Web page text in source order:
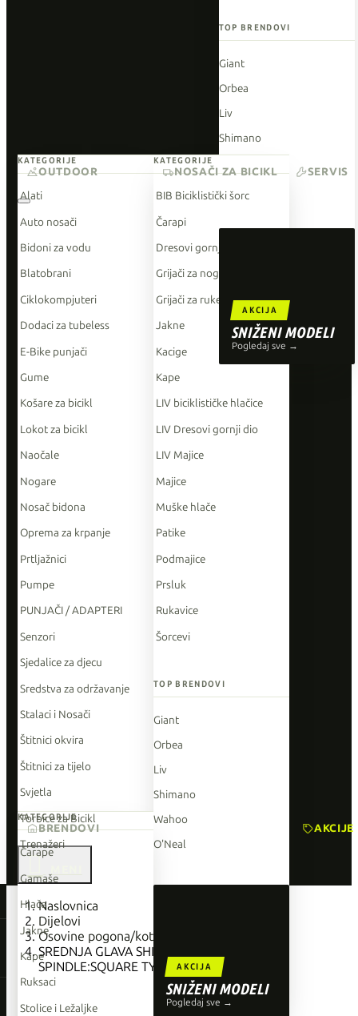
TOP BRENDOVI
Giant
Orbea
Liv
Shimano
O'Neal
AKCIJA
SNIŽENI MODELI
Pogledaj sve →
KATEGORIJE
Alati
Auto nosači
Bidoni za vodu
Blatobrani
Ciklokompjuteri
Dodaci za tubeless
E-Bike punjači
Gume
Košare za bicikl
Lokot za bicikl
Naočale
Nogare
Nosač bidona
Oprema za krpanje
Prtljažnici
Pumpe
PUNJAČI / ADAPTERI
Senzori
Sjedalice za djecu
Sredstva za održavanje
Stalaci i Nosači
Štitnici okvira
Štitnici za tijelo
Svjetla
Torbice za Bicikl
Trenažeri
Giant
Orbea
Liv
Shimano
KATEGORIJE
BIB Biciklistički šorc
Čarapi
Dresovi gornji dio
Grijači za noge
Grijači za ruke
Jakne
Kacige
Kape
LIV biciklističke hlačice
LIV Dresovi gornji dio
LIV Majice
Majice
Muške hlače
Patike
Podmajice
Prsluk
Rukavice
Šorcevi
TOP BRENDOVI
Giant
Orbea
Liv
Shimano
Wahoo
O'Neal
AKCIJA
SNIŽENI MODELI
Pogledaj sve →
OUTDOOR
KATEGORIJE
Čarape
Gamaše
Hlače
Jakne
Kape
Ruksaci
Stolice i Ležaljke
NOSAČI ZA BICIKL SERVIS
BRENDOVI AKCIJE

Naslovnica
Dijelovi
Osovine pogona/kotača
SREDNJA GLAVA SHIMANO BB-UN300,
SPINDLE:SQUARE TYPE, SHELL:BSA 68MM